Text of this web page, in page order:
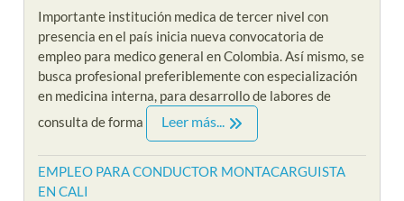
Importante institución medica de tercer nivel con
presencia en el país inicia nueva convocatoria de
empleo para medico general en Colombia. Así mismo, se
busca profesional preferiblemente con especialización
en medicina interna, para desarrollo de labores de
consulta de forma
Leer más...
EMPLEO PARA CONDUCTOR MONTACARGUISTA
EN CALI